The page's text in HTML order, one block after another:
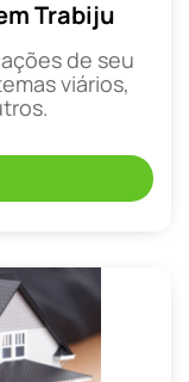
Trabiju
de seu
viários,